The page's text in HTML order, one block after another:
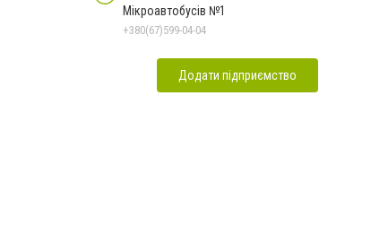
Мікроавтобусів №1
+380(67)599-04-04
Додати підприємство